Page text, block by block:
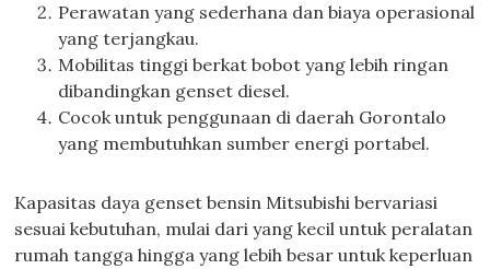
Perawatan yang sederhana dan biaya operasional
yang terjangkau.
Mobilitas tinggi berkat bobot yang lebih ringan
dibandingkan genset diesel.
Cocok untuk penggunaan di daerah Gorontalo
yang membutuhkan sumber energi portabel.
Kapasitas daya genset bensin Mitsubishi bervariasi
sesuai kebutuhan, mulai dari yang kecil untuk peralatan
rumah tangga hingga yang lebih besar untuk keperluan